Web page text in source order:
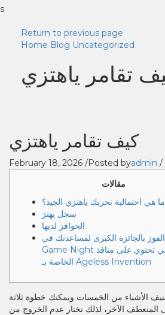
s
Return to previous page
Home Blog Uncategorized
تقامر ياهتزي
كيف تقامر ياهتزي
February 18, 2026 /Posted byadmin /
مقالات
هي احتمالية تحريك ياهتزي الجيد؟
سجل يهتز
الحوافز لديها
بالجائزة الكبرى لمساعدتك في
Game Night التي تحتوي على منافذ Yahtzee
الخاصة بـ Ageless Invention
الأشياء من الخمسات ويمكنك خطوة ثلاثة
المنعطف الآخر، لذلك تختار عدم الخروج من